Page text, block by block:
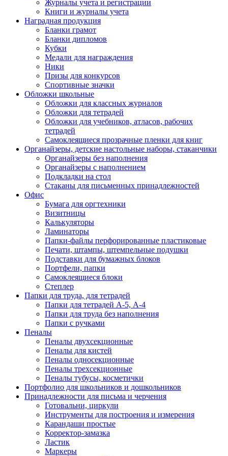
Журналы учета и регистрации
Книги и журналы учета
Наградная продукция
Бланки грамот
Бланки дипломов
Кубки
Медали для награждения
Ники
Призы для конкурсов
Спортивные значки
Обложки школьные
Обложки для классных журналов
Обложки для тетрадей
Обложки для учебников, атласов, рабочих
тетрадей
Самоклеящиеся прозрачные пленки для книг
Органайзеры, детские настольные наборы, стаканчики
Органайзеры без наполнения
Органайзеры с наполнением
Подкладки на стол
Стаканы для письменных принадлежностей
Офис
Бумага для оргтехники
Визитницы
Калькуляторы
Ламинаторы
Папки-файлы перфорированные пластиковые
Печати, штампы, штемпельные подушки
Подставки для бумажных блоков
Портфели, папки
Самоклеящиеся блоки
Степлер
Папки для труда, для тетрадей
Папки для тетрадей А-5, А-4
Папки для труда без наполнения
Папки с ручками
Пеналы
Пеналы двухсекционные
Пеналы для кистей
Пеналы односекционные
Пеналы трехсекционные
Пеналы тубусы, косметички
Портфолио для школьников и дошкольников
Принадлежности для письма и черчения
Готовальни, циркули
Инструменты для построения и измерения
Карандаши простые
Корректор-замазка
Ластик
Маркеры